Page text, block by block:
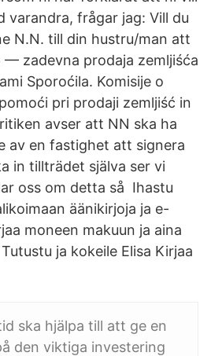
varandra, frågar jag: Vill du
N.N. till din hustru/man att
zadevna prodaja zemljiśća
Sporoćila. Komisije o
pri prodaji zemljiść in
avser att NN ska ha
av en fastighet att signera
in tillträdet själva ser vi
oss om detta så Ihastu
äänikirjoja ja e-
moneen makuun ja aina
ja kokeile Elisa Kirjaa
ska hjälpa till att ge en
den viktiga investering